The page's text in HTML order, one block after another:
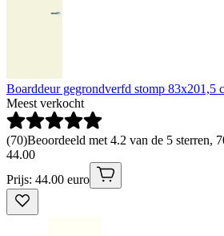
Boarddeur gegrondverfd stomp 83x201,5
Meest verkocht
(70)Beoordeeld met 4.2 van de 5 sterren,
44.00
Prijs: 44.00 euro